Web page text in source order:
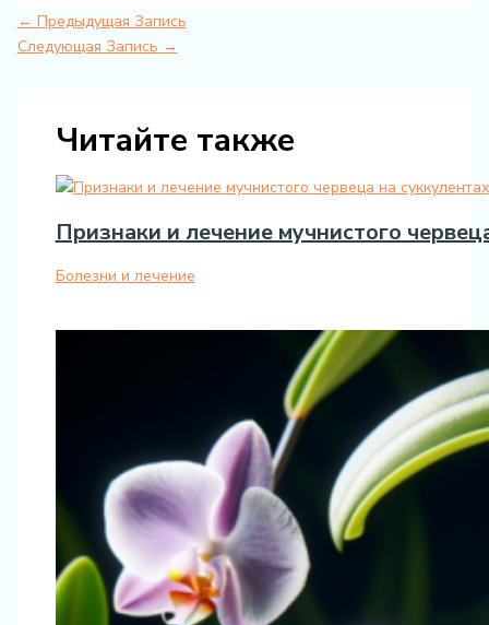
← Предыдущая Запись
Следующая Запись →
Читайте также
Признаки и лечение мучнистого
Болезни и лечение